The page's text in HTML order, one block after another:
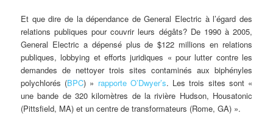
Et que dire de la dépendance de General Electric à l’égard des
relations publiques pour couvrir leurs dégâts? De 1990 à 2005,
General Electric a dépensé plus de $122 millions en relations
publiques, lobbying et efforts juridiques « pour lutter contre les
demandes de nettoyer trois sites contaminés aux biphényles
polychlorés (BPC) » rapporte O’Dwyer’s. Les trois sites sont «
une bande de 320 kilomètres de la rivière Hudson, Housatonic
(Pittsfield, MA) et un centre de transformateurs (Rome, GA) ».